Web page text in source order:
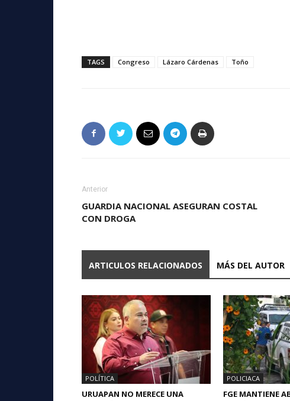
TAGS Congreso Lázaro Cárdenas Toño
Anterior
GUARDIA NACIONAL ASEGURAN COSTAL
CON DROGA
ARTICULOS RELACIONADOS MÁS DEL AUTOR
POLÍTICA
URUAPAN NO MERECE UNA
POLICIACA
FGE MANTIENE